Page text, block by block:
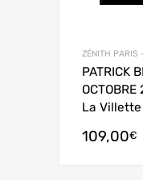
ZÉNITH PARIS
PATRICK
La Villette
109,00€